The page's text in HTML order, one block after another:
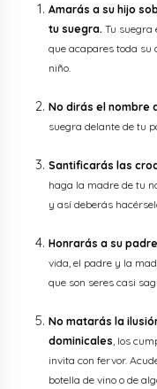
Amarás a su hijo
tu suegra. Tu suegra
que acapares toda su
niño.
No dirás el nombre
suegra delante de tu
Santificarás las
haga la madre de tu
y así deberás
Honrarás a su
vida, el padre y la
que son seres casi
No matarás la
dominicales , los
invita con fervor.
botella de vino o de